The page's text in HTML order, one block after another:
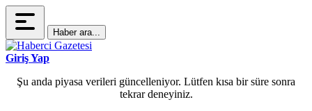
Haber ara...
Giriş Yap
Şu anda piyasa verileri güncelleniyor. Lütfen kısa bir süre sonra
tekrar deneyiniz.